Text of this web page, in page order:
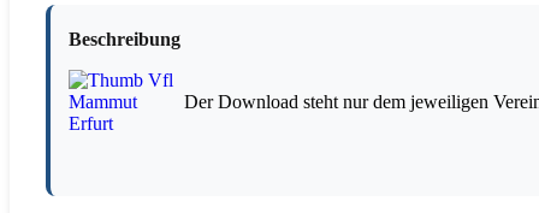
Beschreibung
Der Download steht nur dem jeweiligen